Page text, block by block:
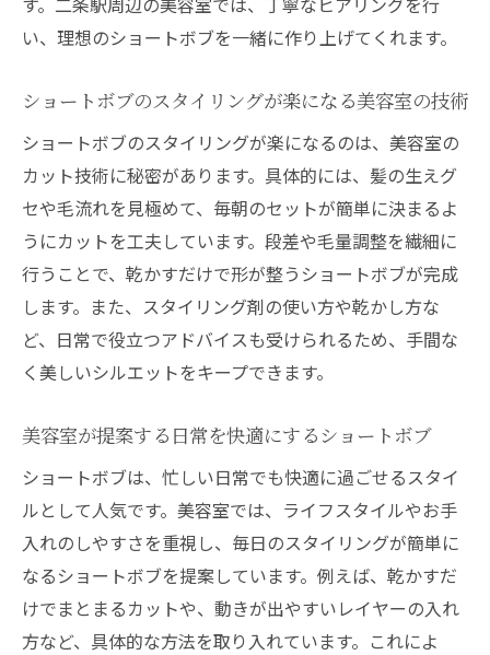
い、理想のショートボブを一緒に作り上げてくれます。
ショートボブのスタイリングが楽になる美容室の技術
ショートボブのスタイリングが楽になるのは、美容室の
カット技術に秘密があります。具体的には、髪の生えグ
セや毛流れを見極めて、毎朝のセットが簡単に決まるよ
うにカットを工夫しています。段差や毛量調整を繊細に
行うことで、乾かすだけで形が整うショートボブが完成
します。また、スタイリング剤の使い方や乾かし方な
ど、日常で役立つアドバイスも受けられるため、手間な
く美しいシルエットをキープできます。
美容室が提案する日常を快適にするショートボブ
ショートボブは、忙しい日常でも快適に過ごせるスタイ
ルとして人気です。美容室では、ライフスタイルやお手
入れのしやすさを重視し、毎日のスタイリングが簡単に
なるショートボブを提案しています。例えば、乾かすだ
けでまとまるカットや、動きが出やすいレイヤーの入れ
方など、具体的な方法を取り入れています。これによ